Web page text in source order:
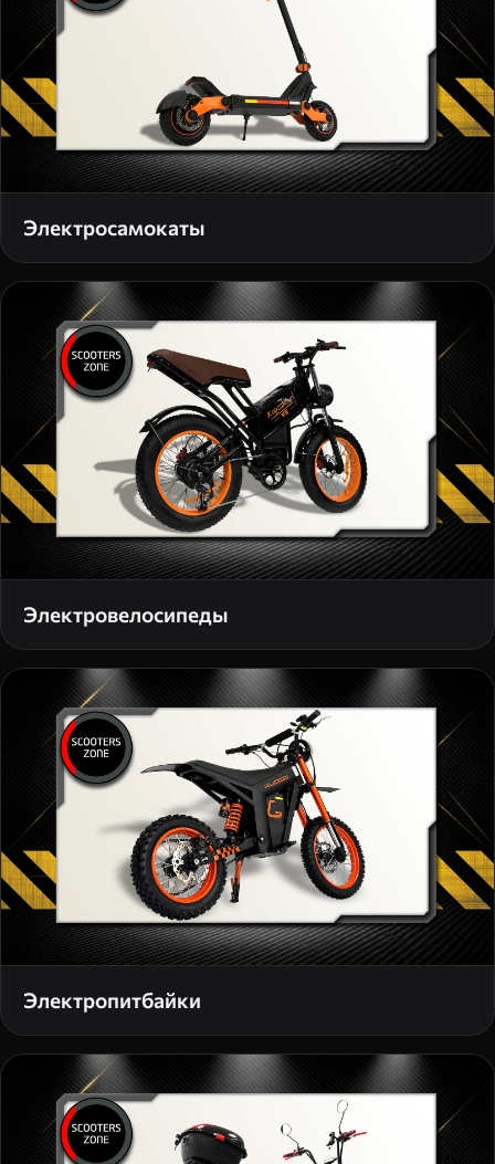
Электросамокаты
Электровелосипеды
Электропитбайки